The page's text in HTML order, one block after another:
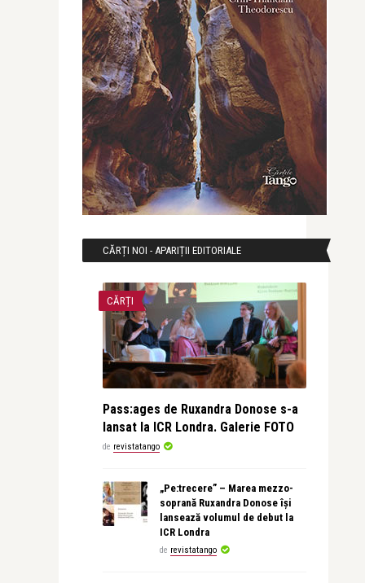
CĂRȚI NOI - APARIȚII EDITORIALE
CĂRȚI
Pass:ages de Ruxandra Donose s-a
lansat la ICR Londra. Galerie FOTO
de revistatango
„Pe:trecere” – Marea mezzo-
soprană Ruxandra Donose își
lansează volumul de debut la
ICR Londra
de revistatango